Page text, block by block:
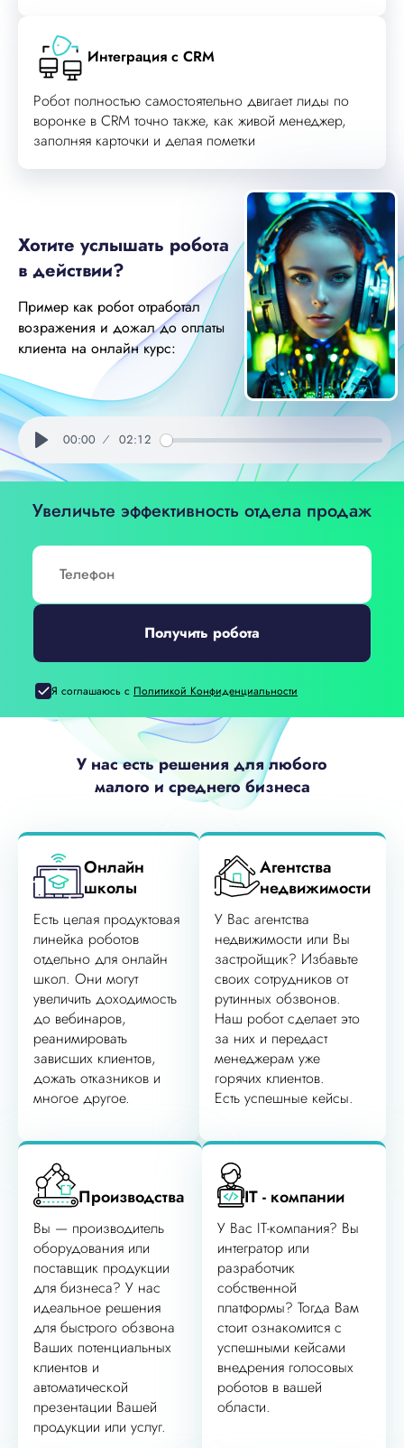
Интеграция с CRM
Робот полностью самостоятельно двигает лиды по
воронке в CRM точно также, как живой менеджер,
заполняя карточки и делая пометки
Хотите услышать робота
в действии?
Пример как робот отработал
возражения и дожал до оплаты
клиента на онлайн курс:
Play
00:00 02:12
Увеличьте эффективность отдела продаж
Получить робота
Я соглашаюсь с Политикой Конфиденциальности
У нас есть решения для любого
малого и среднего бизнеса
Онлайн
школы
Есть целая продуктовая
линейка роботов
отдельно для онлайн
школ. Они могут
увеличить доходимость
до вебинаров,
реанимировать
зависших клиентов,
дожать отказников и
многое другое.
Агентства
недвижимости
У Вас агентства
недвижимости или Вы
застройщик? Избавьте
своих сотрудников от
рутинных обзвонов.
Наш робот сделает это
за них и передаст
менеджерам уже
горячих клиентов.
Есть успешные кейсы.
Производства
Вы — производитель
оборудования или
поставщик продукции
для бизнеса? У нас
идеальное решения
для быстрого обзвона
Ваших потенциальных
клиентов и
автоматической
презентации Вашей
продукции или услуг.
IT - компании
У Вас IT-компания? Вы
интегратор или
разработчик
собственной
платформы? Тогда Вам
стоит ознакомится с
успешными кейсами
внедрения голосовых
роботов в вашей
области.